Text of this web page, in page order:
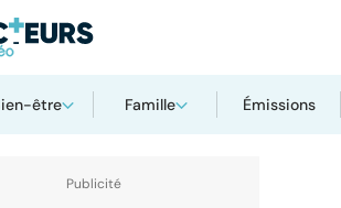
être Famille Émissions
Maladies neurologiques